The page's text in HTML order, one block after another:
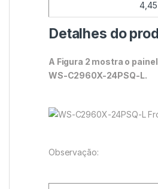
4,45
Detalhes do
A Figura 2 mostra o
WS-C2960X-24PSQ-L.
Observação: